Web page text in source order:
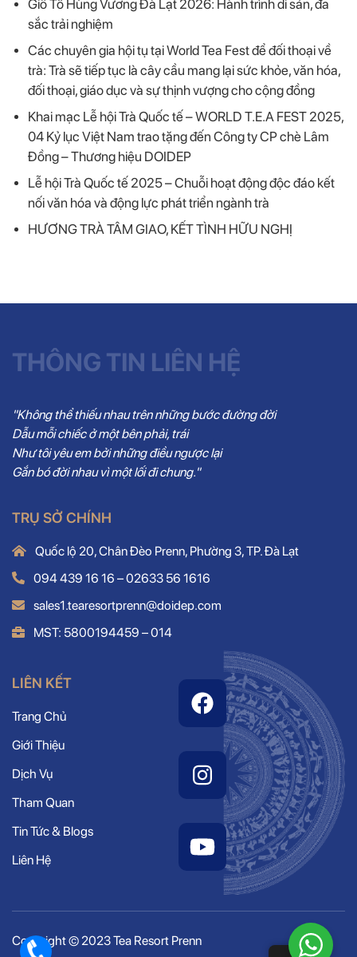
Giỗ Tổ Hùng Vương Đà Lạt 2026: Hành trình di sản, đa
sắc trải nghiệm
Các chuyên gia hội tụ tại World Tea Fest để đối thoại về
trà: Trà sẽ tiếp tục là cây cầu mang lại sức khỏe, văn hóa,
đối thoại, giáo dục và sự thịnh vượng cho cộng đồng
Khai mạc Lễ hội Trà Quốc tế – WORLD T.E.A FEST 2025,
04 Kỷ lục Việt Nam trao tặng đến Công ty CP chè Lâm
Đồng – Thương hiệu DOIDEP
Lễ hội Trà Quốc tế 2025 – Chuỗi hoạt động độc đáo kết
nối văn hóa và động lực phát triển ngành trà
HƯƠNG TRÀ TÂM GIAO, KẾT TÌNH HỮU NGHỊ
THÔNG TIN LIÊN HỆ
"Không thể thiếu nhau trên những bước đường đời
Dẫu mỗi chiếc ở một bên phải, trái
Như tôi yêu em bởi những điều ngược lại
Gắn bó đời nhau vì một lối đi chung."
TRỤ SỞ CHÍNH
Quốc lộ 20, Chân Đèo Prenn, Phường 3, TP. Đà Lạt
094 439 16 16 – 02633 56 1616
sales1.tearesortprenn@doidep.com
MST: 5800194459 – 014
LIÊN KẾT
Trang Chủ
Giới Thiệu
Dịch Vụ
Tham Quan
Tin Tức & Blogs
Liên Hệ
Copyright © 2023 Tea Resort Prenn